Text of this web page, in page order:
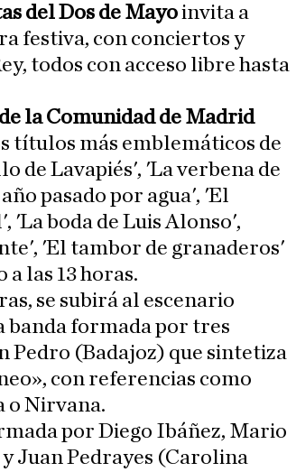
del Dos de Mayoinvita a
festiva, con conciertos y
todos con acceso libre hasta
la Comunidad de Madrid
títulos más emblemáticos de
de Lavapiés', 'La verbena de
pasado por agua', 'El
'La boda de Luis Alonso',
'El tambor de granaderos'
las 13 horas.
se subirá al escenario
banda formada por tres
Pedro (Badajoz) que sintetiza
con referencias como
o Nirvana.
por Diego Ibáñez, Mario
Juan Pedrayes (Carolina